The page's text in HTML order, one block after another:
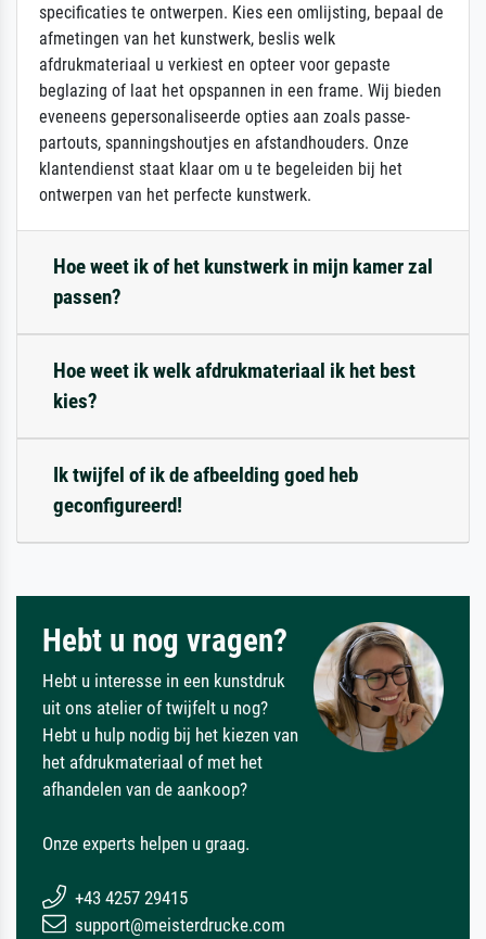
specificaties te ontwerpen. Kies een omlijsting, bepaal de
afmetingen van het kunstwerk, beslis welk
afdrukmateriaal u verkiest en opteer voor gepaste
beglazing of laat het opspannen in een frame. Wij bieden
eveneens gepersonaliseerde opties aan zoals passe-
partouts, spanningshoutjes en afstandhouders. Onze
klantendienst staat klaar om u te begeleiden bij het
ontwerpen van het perfecte kunstwerk.
Hoe weet ik of het kunstwerk in mijn kamer zal
passen?
Hoe weet ik welk afdrukmateriaal ik het best
kies?
Ik twijfel of ik de afbeelding goed heb
geconfigureerd!
Hebt u nog vragen?
Hebt u interesse in een kunstdruk
uit ons atelier of twijfelt u nog?
Hebt u hulp nodig bij het kiezen van
het afdrukmateriaal of met het
afhandelen van de aankoop?
Onze experts helpen u graag.
+43 4257 29415
support@meisterdrucke.com